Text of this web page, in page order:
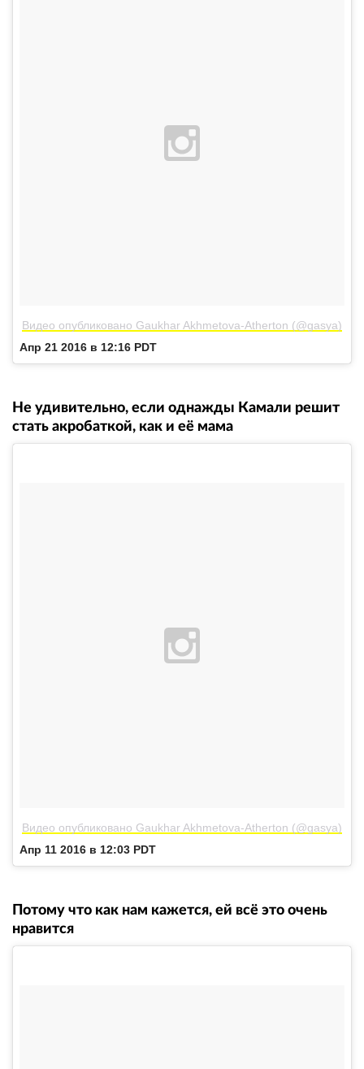
Видео опубликовано Gaukhar Akhmetova-Atherton (@gasya)
Апр 21 2016 в 12:16 PDT
Не удивительно, если однажды Камали решит
стать акробаткой, как и её мама
Видео опубликовано Gaukhar Akhmetova-Atherton (@gasya)
Апр 11 2016 в 12:03 PDT
Потому что как нам кажется, ей всё это очень
нравится